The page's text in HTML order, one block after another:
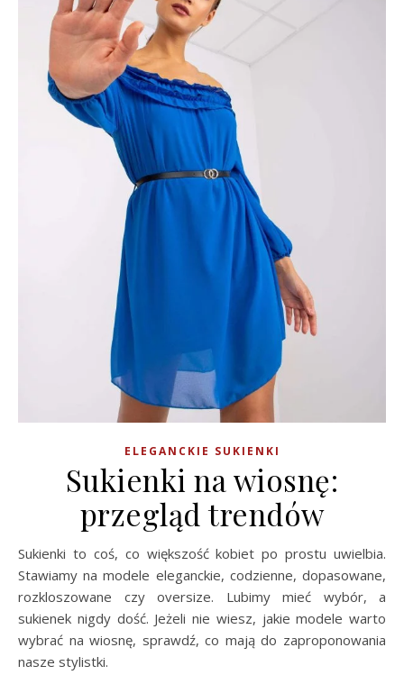
ELEGANCKIE SUKIENKI
Sukienki na wiosnę:
przegląd trendów
Sukienki to coś, co większość kobiet po prostu uwielbia.
Stawiamy na modele eleganckie, codzienne, dopasowane,
rozkloszowane czy oversize. Lubimy mieć wybór, a
sukienek nigdy dość. Jeżeli nie wiesz, jakie modele warto
wybrać na wiosnę, sprawdź, co mają do zaproponowania
nasze stylistki.